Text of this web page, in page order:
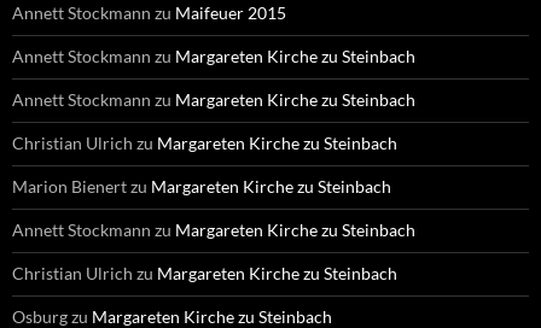
Annett Stockmann zu Maifeuer 2015
Annett Stockmann zu Margareten Kirche zu Steinbach
Annett Stockmann zu Margareten Kirche zu Steinbach
Christian Ulrich zu Margareten Kirche zu Steinbach
Marion Bienertzu Margareten Kirche zu Steinbach
Annett Stockmann zu Margareten Kirche zu Steinbach
Christian Ulrich zu Margareten Kirche zu Steinbach
Osburgzu Margareten Kirche zu Steinbach